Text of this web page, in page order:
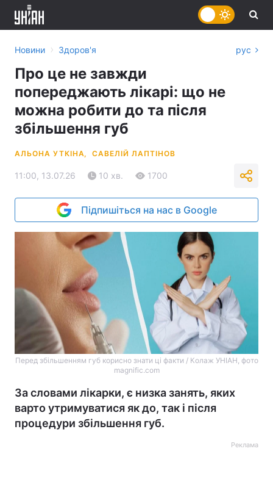
Новини › Здоров'я рус
Про це не завжди
попереджають лікарі: що не
можна робити до та після
збільшення губ
АЛЬОНА УТКІНА, САВЕЛІЙ ЛАПТІНОВ
11:00, 13.07.26 10 хв. 1700
Підпишіться на нас в Google
Перед збільшенням губ корисно знати ці факти / Колаж УНIАН, фото
magnific.com
За словами лікарки, є низка занять, яких
варто утримуватися як до, так і після
процедури збільшення губ.
Реклама